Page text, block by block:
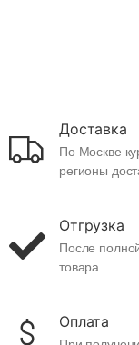
Доставка
По Москве
регионы
Отгрузка
После
товара
Оплата